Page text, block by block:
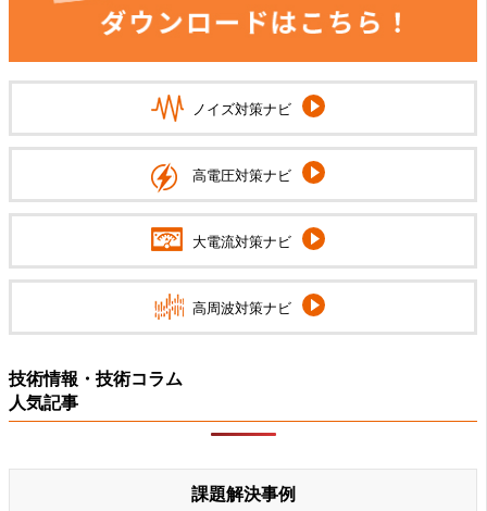
ノイズ対策ナビ
高電圧対策ナビ
大電流対策ナビ
高周波対策ナビ
技術情報・技術コラム
人気記事
課題解決事例